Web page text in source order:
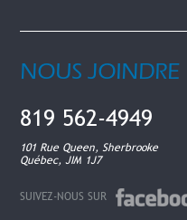
NOUS JOINDRE
819 562-4949
101 Rue Queen, Sherbrooke
Québec, JIM 1J7
SUIVEZ-NOUS SUR